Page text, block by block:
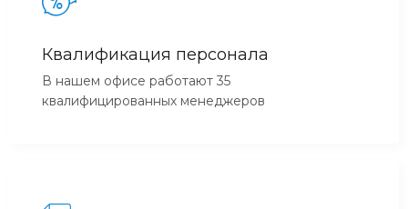
Квалификация персонала
В нашем офисе работают 35
квалифицированных менеджеров